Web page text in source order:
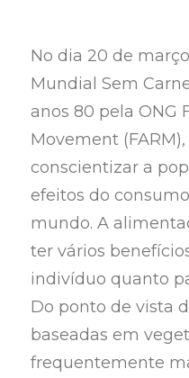
No dia 20 de
Mundial Sem
anos 80 pela ONG
Movement
conscientizar a
efeitos do
mundo. A
ter vários
indivíduo quanto
Do ponto de vista
baseadas em
frequentemente